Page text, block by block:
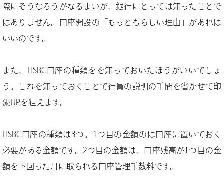
際にそうなろうがなるまいが、銀行にとっては知ったことで
はありません。口座開設の「もっともらしい理由」があれば
いいのです。
また、HSBC口座の種類をを知っておいたほうがいいでしょ
う。これを知っておくことで行員の説明の手間を省かせて印
象UPを狙えます。
HSBC口座の種類は3つ。1つ目の金額のは口座に置いておく
必要がある金額です。2つ目の金額は、口座残高が1つ目の金
額を下回った月に取られる口座管理手数料です。